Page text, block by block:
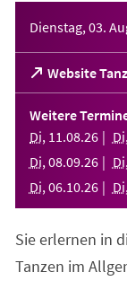
Dienstag, 03.
Website
(Öffnet
in
einem
neuen
Tab)
Weitere
Di, 11 .08.26 Di,
Di, 08.09.26 Di,
Di, 06.10.26 Di,
Sie erlernen in
Tanzen im